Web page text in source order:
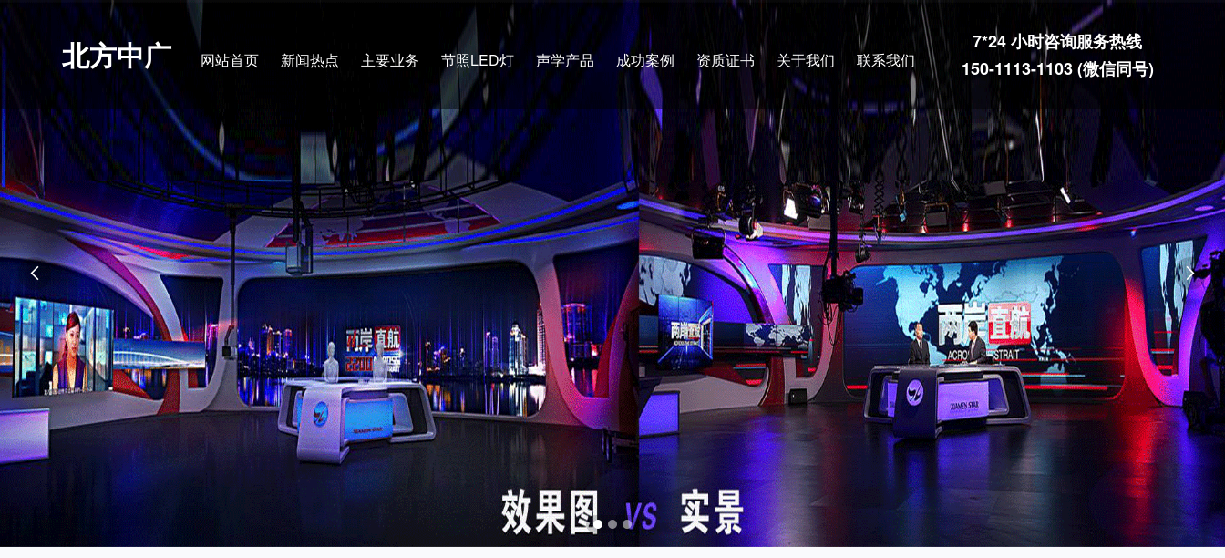
北方中广 网站首页 新闻热点 主要业务 节照LED灯 声学产品 成功案例 资质证书 关于我们 联系我们
7*24 小时咨询服务热线
150-1113-1103 (微信同号)
 